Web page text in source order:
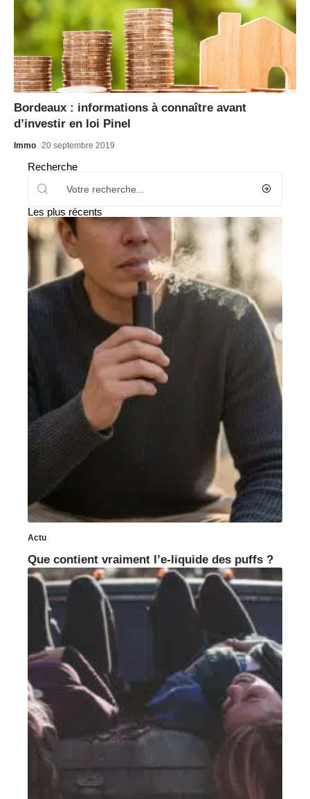
Bordeaux : informations à connaître avant
d’investir en loi Pinel
Immo 20 septembre 2019
Recherche
Les plus récents
Actu
Que contient vraiment l’e-liquide des puffs ?